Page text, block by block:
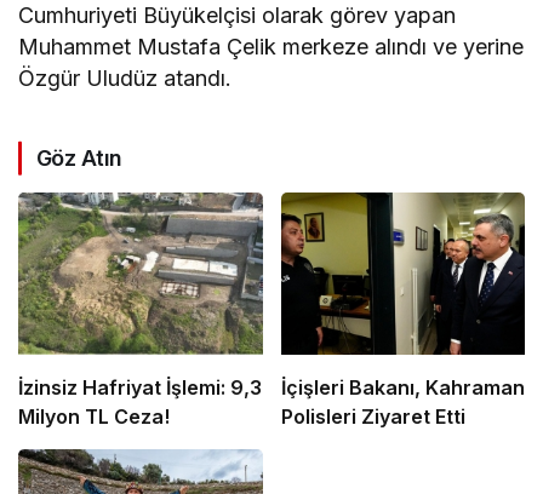
Cumhuriyeti Büyükelçisi olarak görev yapan
Muhammet Mustafa Çelik merkeze alındı ve yerine
Özgür Uludüz atandı.
Göz Atın
İzinsiz Hafriyat İşlemi: 9,3
Milyon TL Ceza!
İçişleri Bakanı, Kahraman
Polisleri Ziyaret Etti